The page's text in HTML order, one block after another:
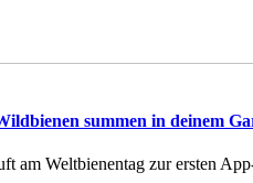
summen in deinem
am Weltbienentag zur ersten